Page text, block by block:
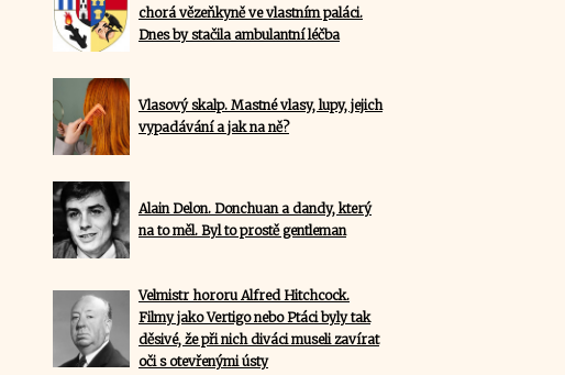
chorá vězeňkyně ve vlastním paláci.
Dnes by stačila ambulantní léčba
Vlasový skalp. Mastné vlasy, lupy, jejich
vypadávání a jak na ně?
Alain Delon. Donchuan a dandy, který
na to měl. Byl to prostě gentleman
Velmistr hororu Alfred Hitchcock.
Filmy jako Vertigo nebo Ptáci byly tak
děsivé, že při nich diváci museli zavírat
oči s otevřenými ústy